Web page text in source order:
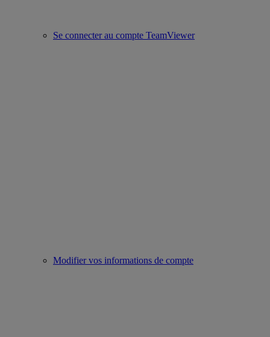
Se connecter au compte TeamViewer
Modifier vos informations de compte